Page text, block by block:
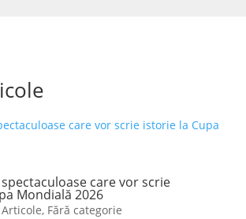
care vor scrie
Mondială 2026
Articole, Fără categorie